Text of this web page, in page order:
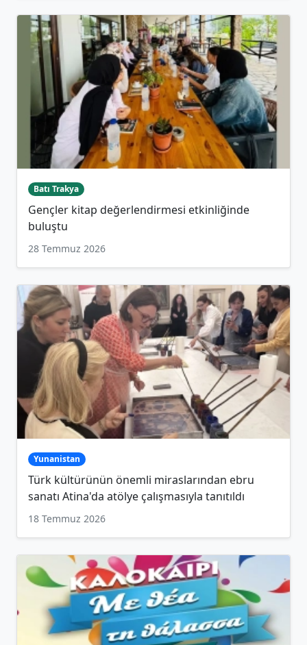
Batı Trakya
Gençler kitap değerlendirmesi etkinliğinde
buluştu
28 Temmuz 2026
Yunanistan
Türk kültürünün önemli miraslarından ebru
sanatı Atina'da atölye çalışmasıyla tanıtıldı
18 Temmuz 2026